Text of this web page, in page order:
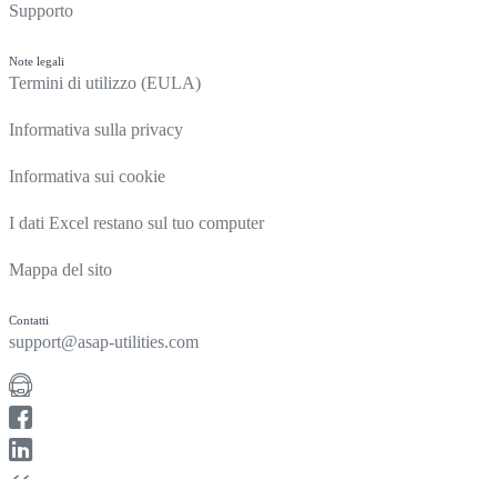
Supporto
Note legali
Termini di utilizzo (EULA)
Informativa sulla privacy
Informativa sui cookie
I dati Excel restano sul tuo computer
Mappa del sito
Contatti
support@asap-utilities.com